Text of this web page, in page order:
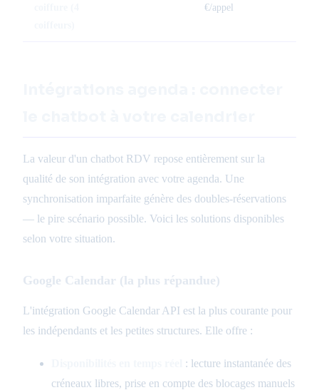
€/appel
La valeur d'un chatbot RDV repose entièrement sur la
qualité de son intégration avec votre agenda. Une
synchronisation imparfaite génère des doubles-réservations
— le pire scénario possible. Voici les solutions disponibles
selon votre situation.
Google Calendar (la plus répandue)
L'intégration Google Calendar API est la plus courante pour
les indépendants et les petites structures. Elle offre :
: lecture instantanée des
créneaux libres, prise en compte des blocages manuels